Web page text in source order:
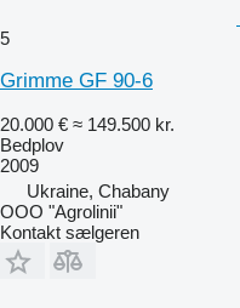
5
Grimme GF 90-6
20.000 € ≈ 149.500 kr.
Bedplov
2009
Ukraine, Chabany
OOO "Agrolinii"
Kontakt sælgeren